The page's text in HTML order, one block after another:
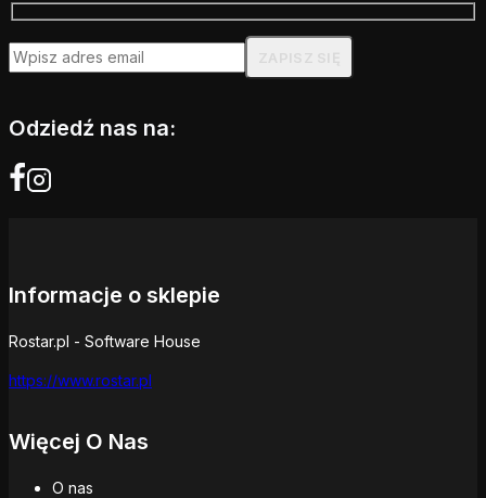
Odziedź nas na:
Informacje o sklepie
Rostar.pl - Software House
https://www.rostar.pl
Więcej O Nas
O nas